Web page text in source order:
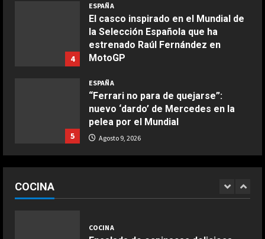
4
ESPAÑA
El casco inspirado en el Mundial de
la Selección Española que ha
estrenado Raúl Fernández en
MotoGP
5
ESPAÑA
“Ferrari no para de quejarse”:
nuevo ‘dardo’ de Mercedes en la
pelea por el Mundial
Agosto 9, 2026
respeto a Rossi, pero lo cierto es
Agosto 9, 2026
ESPAÑA
COCINA
Buñuelos de alcachofas
Ternera guisada con senderuelas
Marzo 20, 2026
COCINA
Ensalada de habas y alcachofas con
langostinos
COCINA
para que no llegue a las manos